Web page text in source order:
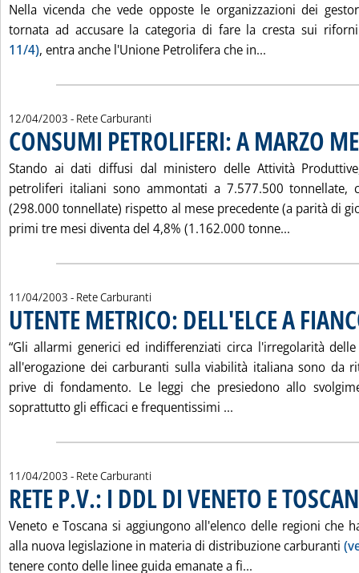
Nella vicenda che vede opposte le organizzazioni dei
tornata ad accusare la categoria di fare la cresta sui
11/4), entra anche l'Unione Petrolifera che in...
12/04/2003 - Rete Carburanti
CONSUMI PETROLIFERI: A MARZO
Stando ai dati diffusi dal ministero delle Attività
petroliferi italiani sono ammontati a 7.577.500 tonnellate,
(298.000 tonnellate) rispetto al mese precedente (a parità di
primi tre mesi diventa del 4,8% (1.162.000 tonne...
11/04/2003 - Rete Carburanti
UTENTE METRICO: DELL'ELCE A
“Gli allarmi generici ed indifferenziati circa l'irregolarità
all'erogazione dei carburanti sulla viabilità italiana sono da
prive di fondamento. Le leggi che presiedono allo
soprattutto gli efficaci e frequentissimi ...
11/04/2003 - Rete Carburanti
RETE P.V.: I DDL DI VENETO E
Veneto e Toscana si aggiungono all'elenco delle regioni che
alla nuova legislazione in materia di distribuzione carburanti
tenere conto delle linee guida emanate a fi...